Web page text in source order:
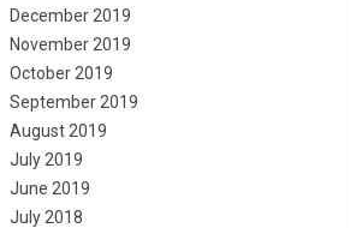
December 2019
November 2019
October 2019
September 2019
August 2019
July 2019
June 2019
July 2018